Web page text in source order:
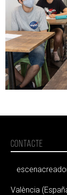
CONTACTE
València